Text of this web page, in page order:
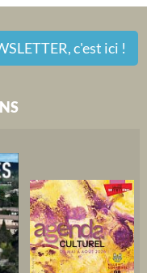
c'est ici !